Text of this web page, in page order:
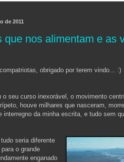
de 2011
que nos alimentam e as
obrigado por terem vindo... :)
o seu curso inexorável, o movimento
houve milhares que nasceram,
interregno da minha escrita, e tudo sem
seria diferente
o grande
enganado